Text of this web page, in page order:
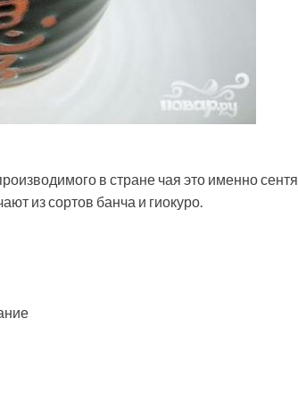
в стране чая это именно сентя.
из сортов банча и гиокуро.